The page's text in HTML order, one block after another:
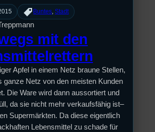
Buntes , Stadt
mit den
Apfel in einem Netz braune Stellen,
ganze Netz von den meisten Kunden
Die Ware wird dann aussortiert und
da sie nicht mehr verkaufsfähig ist–
Supermärkten. Da diese eigentlich
Lebensmittel zu schade für